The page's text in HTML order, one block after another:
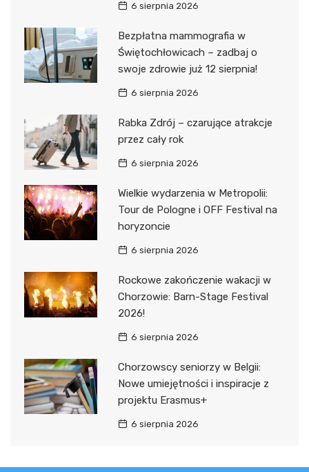
6 sierpnia 2026
Bezpłatna mammografia w
Świętochłowicach – zadbaj o
swoje zdrowie już 12 sierpnia!
6 sierpnia 2026
Rabka Zdrój – czarujące atrakcje
przez cały rok
6 sierpnia 2026
Wielkie wydarzenia w Metropolii:
Tour de Pologne i OFF Festival na
horyzoncie
6 sierpnia 2026
Rockowe zakończenie wakacji w
Chorzowie: Barn-Stage Festival
2026!
6 sierpnia 2026
Chorzowscy seniorzy w Belgii:
Nowe umiejętności i inspiracje z
projektu Erasmus+
6 sierpnia 2026